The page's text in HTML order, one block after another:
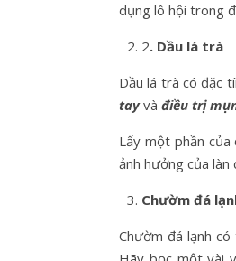
dụng lô hội trong
2. Dầu lá trà
Dầu lá trà có đặc
tayvà điều trị
Lấy một phần
ảnh hưởng của
Chườm đá
Chườm đá lạnh